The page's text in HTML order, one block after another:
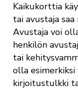
Kaikukorttia
tai avustaja
Avustaja voi
henkilön
tai
olla
kirjoitustulkki